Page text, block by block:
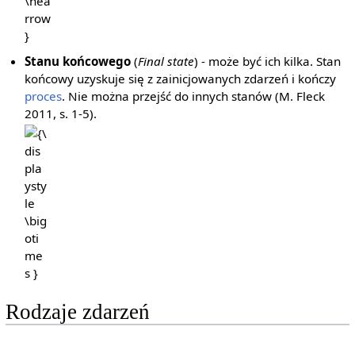
Stanu końcowego (Final state) - może być ich kilka. Stan
końcowy uzyskuje się z zainicjowanych zdarzeń i kończy
proces. Nie można przejść do innych stanów (M. Fleck
2011, s. 1-5).
{\displaystyle
\bigotimes }
Rodzaje zdarzeń